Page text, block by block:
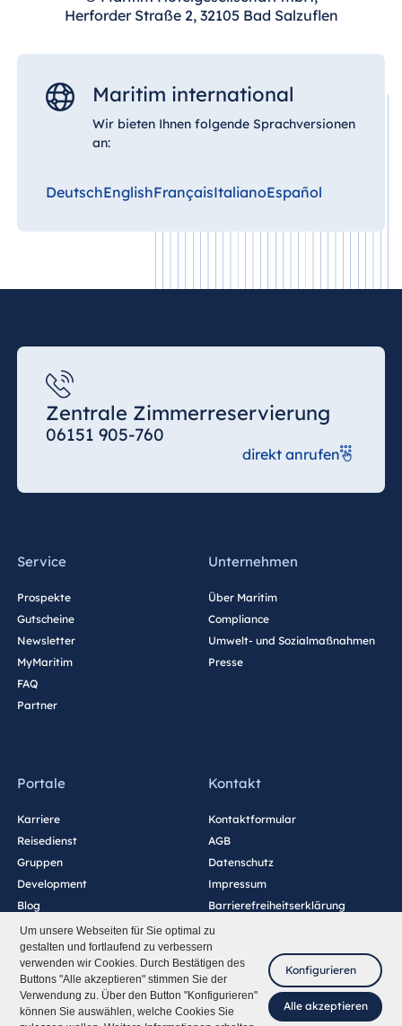
Um unsere Webseiten für Sie optimal zu
gestalten und fortlaufend zu verbessern
verwenden wir Cookies. Durch Bestätigen des
Buttons "Alle akzeptieren" stimmen Sie der
Verwendung zu. Über den Button "Konfigurieren"
können Sie auswählen, welche Cookies Sie
Konfigurieren
Alle akzeptieren
Herforder Straße 2, 32105 Bad Salzuflen
Maritim international
Wir bieten Ihnen folgende Sprachversionen
an:
DeutschEnglishFrançaisItalianoEspañol
Zentrale Zimmerreservierung
06151 905-760
direkt anrufen
Service
Prospekte
Gutscheine
Newsletter
MyMaritim
FAQ
Partner
Unternehmen
Über Maritim
Compliance
Umwelt- und Sozialmaßnahmen
Presse
Portale
Karriere
Reisedienst
Gruppen
Development
Blog
Kontakt
Kontaktformular
AGB
Datenschutz
Impressum
Barrierefreiheitserklärung
Cookie-Einstellungen